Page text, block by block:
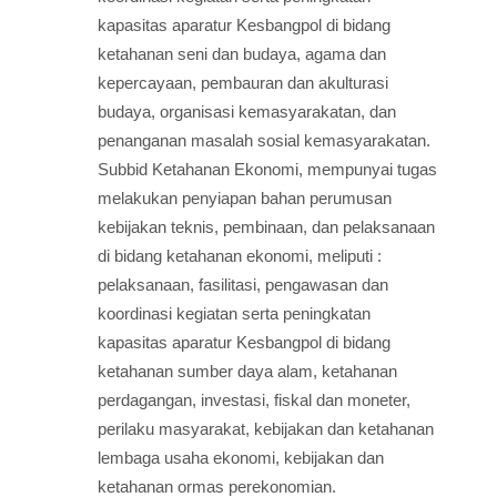
kapasitas aparatur Kesbangpol di bidang
ketahanan seni dan budaya, agama dan
kepercayaan, pembauran dan akulturasi
budaya, organisasi kemasyarakatan, dan
penanganan masalah sosial kemasyarakatan.
Subbid Ketahanan Ekonomi, mempunyai tugas
melakukan penyiapan bahan perumusan
kebijakan teknis, pembinaan, dan pelaksanaan
di bidang ketahanan ekonomi, meliputi :
pelaksanaan, fasilitasi, pengawasan dan
koordinasi kegiatan serta peningkatan
kapasitas aparatur Kesbangpol di bidang
ketahanan sumber daya alam, ketahanan
perdagangan, investasi, fiskal dan moneter,
perilaku masyarakat, kebijakan dan ketahanan
lembaga usaha ekonomi, kebijakan dan
ketahanan ormas perekonomian.